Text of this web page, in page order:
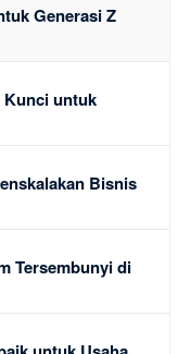
Generasi Z
Kunci untuk
Bisnis
Tersembunyi di